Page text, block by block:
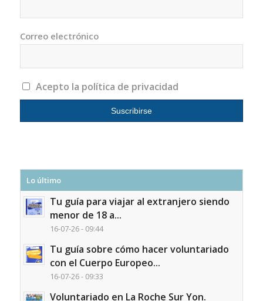
Correo electrónico
Acepto la política de privacidad
Lo último
Tu guía para viajar al extranjero siendo
menor de 18 a...
16-07-26 - 09:44
Tu guía sobre cómo hacer voluntariado
con el Cuerpo Europeo...
16-07-26 - 09:33
Voluntariado en La Roche Sur Yon.